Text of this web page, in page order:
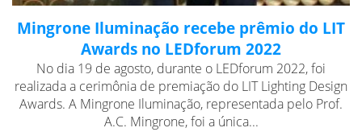
Mingrone Iluminação recebe prêmio do LIT
Awards no LEDforum 2022
No dia 19 de agosto, durante o LEDforum 2022, foi
realizada a cerimônia de premiação do LIT Lighting Design
Awards. A Mingrone Iluminação, representada pelo Prof.
A.C. Mingrone, foi a única...